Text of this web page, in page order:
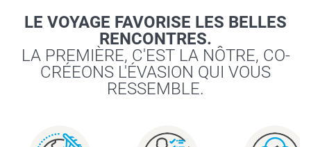
LE VOYAGE FAVORISE LES BELLES
RENCONTRES.
LA PREMIÈRE, C'EST LA NÔTRE, CO-
CRÉEONS L'ÉVASION QUI VOUS
RESSEMBLE.